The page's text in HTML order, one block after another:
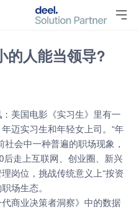

的人能当领导?
：美国电影《实习生》里有一
迈实习生和年轻女上司。“年
社会中一种普遍的职场现象，
后走上互联网、创业圈、新兴
岗位，挑战传统意义上“按资
场生态。
商业决策者洞察》中的数据